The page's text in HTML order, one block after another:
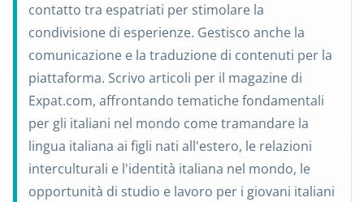
contatto tra espatriati per stimolare la
condivisione di esperienze. Gestisco anche la
comunicazione e la traduzione di contenuti per la
piattaforma. Scrivo articoli per il magazine di
Expat.com, affrontando tematiche fondamentali
per gli italiani nel mondo come tramandare la
lingua italiana ai figli nati all'estero, le relazioni
interculturali e l'identità italiana nel mondo, le
opportunità di studio e lavoro per i giovani italiani